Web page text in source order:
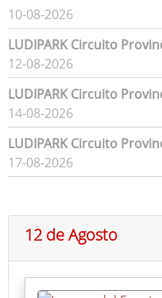
10-08-2026
LUDIPARK Circuito
12-08-2026
LUDIPARK Circuito
14-08-2026
LUDIPARK Circuito
17-08-2026
12 de Agosto